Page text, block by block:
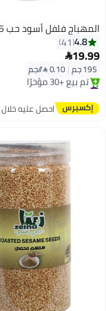
المهباج فلفل أسود حب 195جرام
4.8
41
19.99
195 جم |
#14 في حبوب توابل كاملة
تم بيع +30 مؤخرًا
#14 في حبوب توابل كاملة احصل عليه